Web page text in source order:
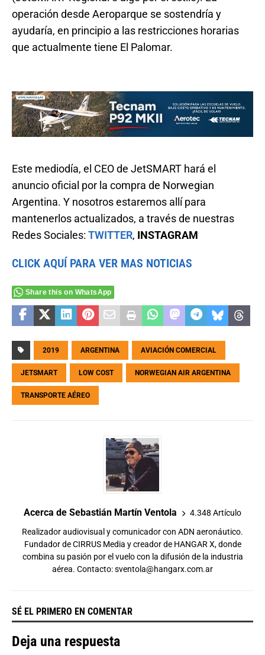
operación desde Aeroparque se sostendría y
ayudaría, en principio a las restricciones horarias
que actualmente tiene El Palomar.
Este mediodía, el CEO de JetSMART hará el
anuncio oficial por la compra de Norwegian
Argentina. Y nosotros estaremos allí para
mantenerlos actualizados, a través de nuestras
Redes Sociales: TWITTER, INSTAGRAM
CLICK AQUÍ PARA VER MAS NOTICIAS
Share this on WhatsApp
2019 ARGENTINA AVIACIÓN COMERCIAL
JETSMART LOW COST NORWEGIAN AIR ARGENTINA
TRANSPORTE AÉREO
Acerca de Sebastián Martín Ventola 4.348 Artículo
Realizador audiovisual y comunicador con ADN aeronáutico.
Fundador de CIRRUS Media y creador de HANGAR X, donde
combina su pasión por el vuelo con la difusión de la industria
aérea. Contacto:sventola@hangarx.com.ar
SÉ EL PRIMERO EN COMENTAR
Deja una respuesta